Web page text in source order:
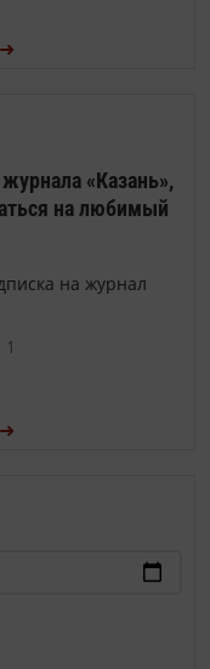
«Казань»,
на любимый
на журнал
1